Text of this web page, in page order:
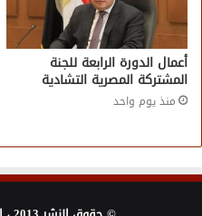
أعمال الدورة الرابعة للجنة
المشتركة المصرية التشادية
منذ يوم واحد